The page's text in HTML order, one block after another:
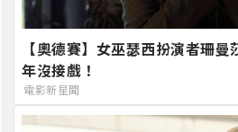
【奧德賽】女巫瑟西扮演者珊
年沒接戲！
電影新星聞